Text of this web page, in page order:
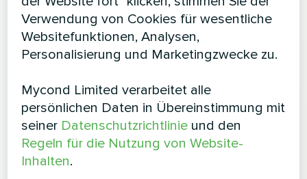
Verwendung von Cookies für wesentliche
Websitefunktionen, Analysen,
Personalisierung und Marketingzwecke zu.
Mycond Limited verarbeitet alle
persönlichen Daten in Übereinstimmung mit
seiner Datenschutzrichtlinie und den
Regeln für die Nutzung von Website-
Inhalten.